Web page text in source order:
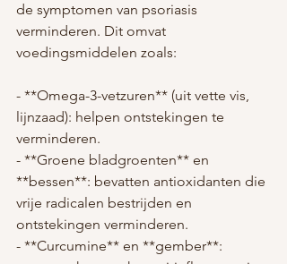
de symptomen van psoriasis
verminderen. Dit omvat
voedingsmiddelen zoals:
- **Omega-3-vetzuren** (uit vette vis,
lijnzaad): helpen ontstekingen te
verminderen.
- **Groene bladgroenten** en
**bessen**: bevatten antioxidanten die
vrije radicalen bestrijden en
ontstekingen verminderen.
- **Curcumine** en **gember**: